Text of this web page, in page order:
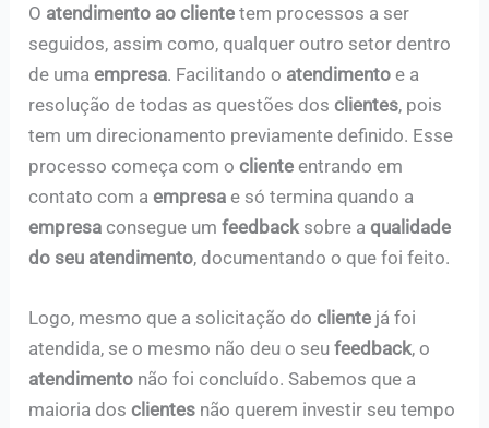
O atendimento ao cliente tem processos a ser
seguidos, assim como, qualquer outro setor dentro
de umaempresa. Facilitando o atendimentoe a
resolução de todas as questões dosclientes, pois
tem um direcionamento previamente definido. Esse
processo começa com oclienteentrando em
contato com aempresae só termina quando a
empresaconsegue umfeedback sobre aqualidade
do seu atendimento, documentando o que foi feito.
Logo, mesmo que a solicitação docliente já foi
atendida, se o mesmo não deu o seufeedback, o
atendimento não foi concluído. Sabemos que a
maioria dosclientes não querem investir seu tempo